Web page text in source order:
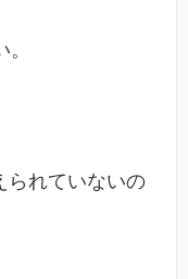
られていないの